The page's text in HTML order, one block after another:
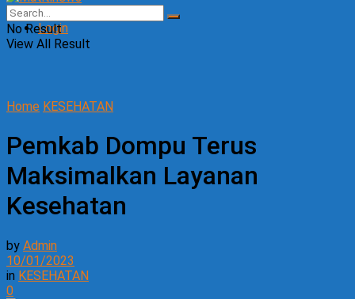
Login
No Result
View All Result
Home KESEHATAN
Pemkab Dompu Terus
Maksimalkan Layanan
Kesehatan
by Admin
10/01/2023
in KESEHATAN
0